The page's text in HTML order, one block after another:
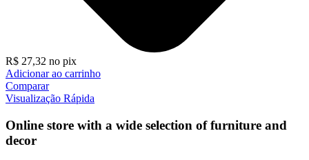
R$ 27,32 no pix
Adicionar ao carrinho
Comparar
Visualização Rápida
Online store with a wide selection of furniture and
decor